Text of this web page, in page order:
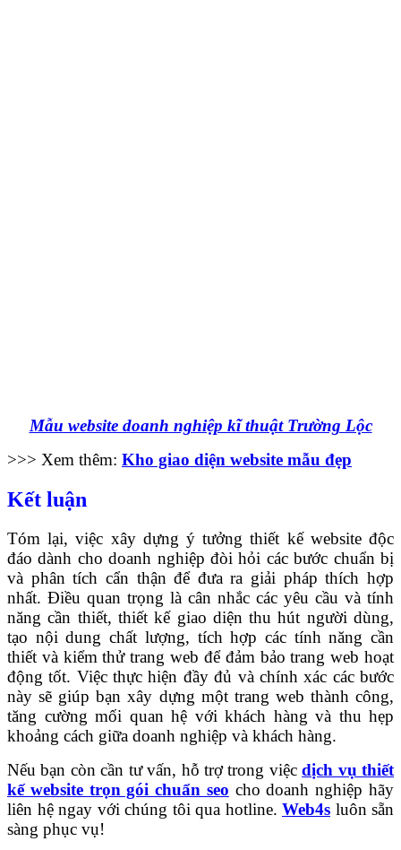
Mẫu website doanh nghiệp kĩ thuật Trường Lộc
>>> Xem thêm: Kho giao diện website mẫu đẹp
Kết luận
Tóm lại, việc xây dựng ý tưởng thiết kế website độc
đáo dành cho doanh nghiệp đòi hỏi các bước chuẩn bị
và phân tích cẩn thận để đưa ra giải pháp thích hợp
nhất. Điều quan trọng là cân nhắc các yêu cầu và tính
năng cần thiết, thiết kế giao diện thu hút người dùng,
tạo nội dung chất lượng, tích hợp các tính năng cần
thiết và kiểm thử trang web để đảm bảo trang web hoạt
động tốt. Việc thực hiện đầy đủ và chính xác các bước
này sẽ giúp bạn xây dựng một trang web thành công,
tăng cường mối quan hệ với khách hàng và thu hẹp
khoảng cách giữa doanh nghiệp và khách hàng.
Nếu bạn còn cần tư vấn, hỗ trợ trong việcdịch vụ thiết
kế website trọn gói chuẩn seo cho doanh nghiệp hãy
liên hệ ngay với chúng tôi qua hotline. Web4s luôn sẵn
sàng phục vụ!